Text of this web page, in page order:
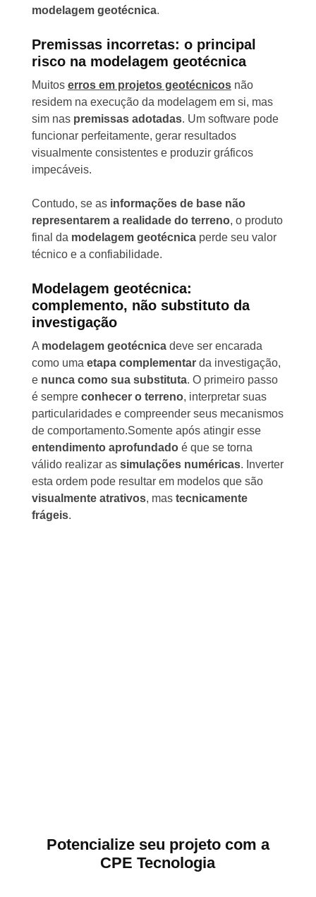
modelagem geotécnica.
Premissas incorretas: o principal
risco na modelagem geotécnica
Muitos erros em projetos geotécnicosnão
residem na execução da modelagem em si, mas
sim nas premissas adotadas. Um software pode
funcionar perfeitamente, gerar resultados
visualmente consistentes e produzir gráficos
impecáveis.
Contudo, se as informações de base não
representarem a realidade do terreno, o produto
final da modelagem geotécnicaperde seu valor
técnico e a confiabilidade.
Modelagem geotécnica:
complemento, não substituto da
investigação
A modelagem geotécnicadeve ser encarada
como uma etapa complementarda investigação,
e nunca como sua substituta. O primeiro passo
é sempre conhecer o terreno, interpretar suas
particularidades e compreender seus mecanismos
de comportamento.Somente após atingir esse
entendimento aprofundadoé que se torna
válido realizar as simulações numéricas. Inverter
esta ordem pode resultar em modelos que são
visualmente atrativos, mas tecnicamente
frágeis.
Potencialize seu projeto com a
CPE Tecnologia